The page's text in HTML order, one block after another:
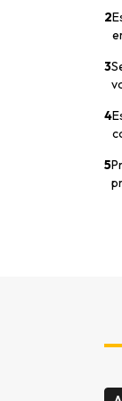
2
3
4
5